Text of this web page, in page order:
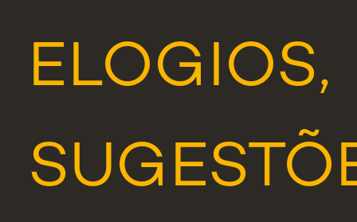
ELOGIOS,